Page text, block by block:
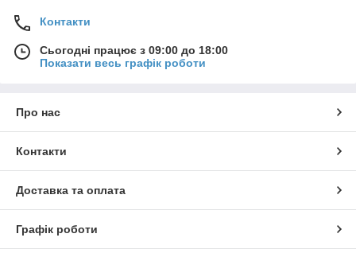
Контакти
Сьогодні працює з 09:00 до 18:00
Показати весь графік роботи
Про нас
Контакти
Доставка та оплата
Графік роботи